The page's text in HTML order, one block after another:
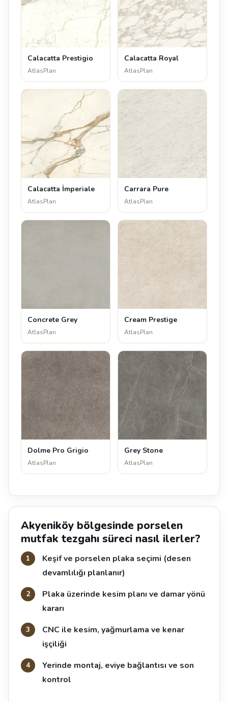
Calacatta Prestigio
AtlasPlan
Calacatta Royal
AtlasPlan
Calacatta İmperiale
AtlasPlan
Carrara Pure
AtlasPlan
Concrete Grey
AtlasPlan
Cream Prestige
AtlasPlan
Dolme Pro Grigio
AtlasPlan
Grey Stone
AtlasPlan
Akyeniköy bölgesinde porselen
mutfak tezgahı süreci nasıl ilerler?
Keşif ve porselen plaka seçimi (desen
devamlılığı planlanır)
Plaka üzerinde kesim planı ve damar yönü
kararı
CNC ile kesim, yağmurlama ve kenar
işçiliği
Yerinde montaj, eviye bağlantısı ve son
kontrol